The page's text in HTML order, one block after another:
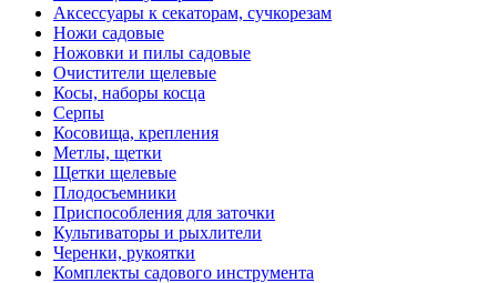
Аксессуары к секаторам, сучкорезам
Ножи садовые
Ножовки и пилы садовые
Очистители щелевые
Косы, наборы косца
Серпы
Косовища, крепления
Метлы, щетки
Щетки щелевые
Плодосъемники
Приспособления для заточки
Культиваторы и рыхлители
Черенки, рукоятки
Комплекты садового инструмента